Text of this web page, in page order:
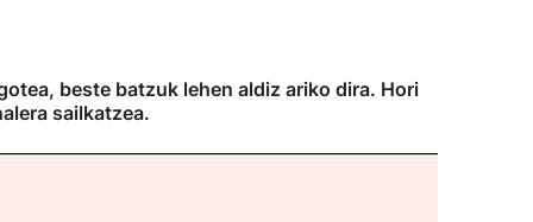
beste batzuk lehen aldiz ariko dira. Hori
sailkatzea.